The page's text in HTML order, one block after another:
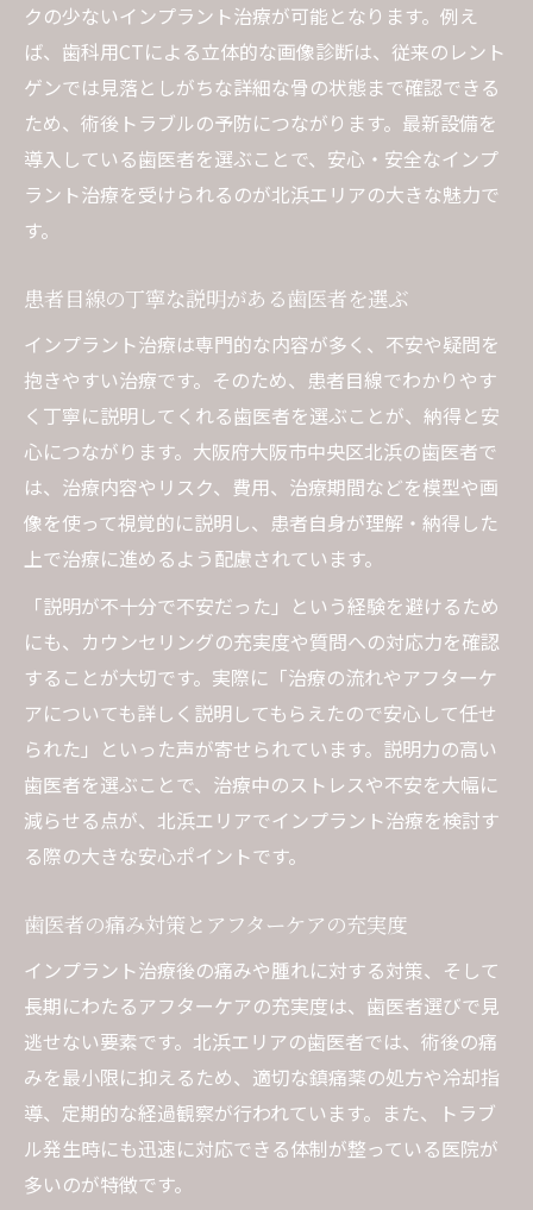
クの少ないインプラント治療が可能となります。例え
ば、歯科用CTによる立体的な画像診断は、従来のレント
ゲンでは見落としがちな詳細な骨の状態まで確認できる
ため、術後トラブルの予防につながります。最新設備を
導入している歯医者を選ぶことで、安心・安全なインプ
ラント治療を受けられるのが北浜エリアの大きな魅力で
す。
患者目線の丁寧な説明がある歯医者を選ぶ
インプラント治療は専門的な内容が多く、不安や疑問を
抱きやすい治療です。そのため、患者目線でわかりやす
く丁寧に説明してくれる歯医者を選ぶことが、納得と安
心につながります。大阪府大阪市中央区北浜の歯医者で
は、治療内容やリスク、費用、治療期間などを模型や画
像を使って視覚的に説明し、患者自身が理解・納得した
上で治療に進めるよう配慮されています。
「説明が不十分で不安だった」という経験を避けるため
にも、カウンセリングの充実度や質問への対応力を確認
することが大切です。実際に「治療の流れやアフターケ
アについても詳しく説明してもらえたので安心して任せ
られた」といった声が寄せられています。説明力の高い
歯医者を選ぶことで、治療中のストレスや不安を大幅に
減らせる点が、北浜エリアでインプラント治療を検討す
る際の大きな安心ポイントです。
歯医者の痛み対策とアフターケアの充実度
インプラント治療後の痛みや腫れに対する対策、そして
長期にわたるアフターケアの充実度は、歯医者選びで見
逃せない要素です。北浜エリアの歯医者では、術後の痛
みを最小限に抑えるため、適切な鎮痛薬の処方や冷却指
導、定期的な経過観察が行われています。また、トラブ
ル発生時にも迅速に対応できる体制が整っている医院が
多いのが特徴です。